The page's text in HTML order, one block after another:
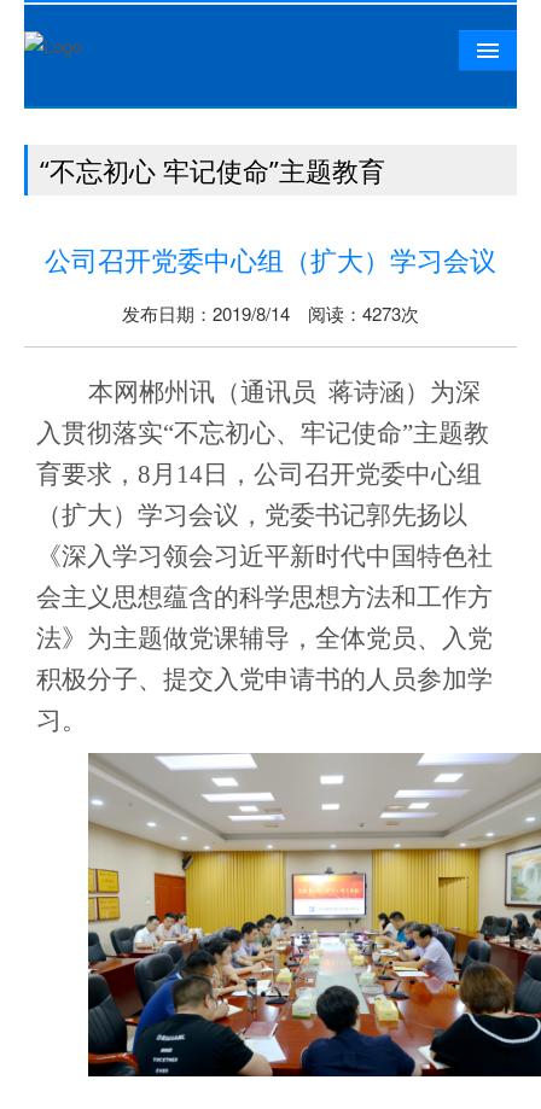
公司概况
党群工作
人力资源
联系我们
“不忘初心 牢记使命”主题教育
公司召开党委中心组（扩大）学习会议
发布日期：2019/8/14 阅读：4273次
本网郴州讯（通讯员 蒋诗涵） 为深
入贯彻落实“不忘初心、牢记使命”主题教
育要求，8月14日，公司召开党委中心组
（扩大）学习会议，党委书记郭先扬以
《深入学习领会习近平新时代中国特色社
会主义思想蕴含的科学思想方法和工作方
法》为主题做党课辅导，全体党员、入党
积极分子、提交入党申请书的人员参加学
习。